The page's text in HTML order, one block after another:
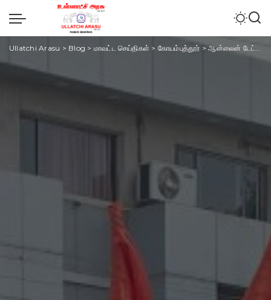
Ullatchi Arasu > Blog > மாவட்ட செய்திகள் > கோயம்புத்தூர் >ஆன்லைன் டேட்டிங் செயலிகளை தடை செய்ய வலியுறுத்தி கோவையில் நாம் தமிழர் கட்சியினர் போராட்டத்தில் ஈடுபட்டனர்.